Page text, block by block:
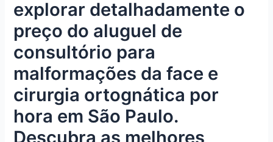
explorar detalhadamente o
preço do aluguel de
consultório para
malformações da face e
cirurgia ortognática por
hora em São Paulo.
Descubra as melhores